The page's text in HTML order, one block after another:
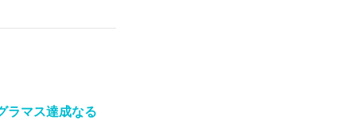
ラマス達成なる